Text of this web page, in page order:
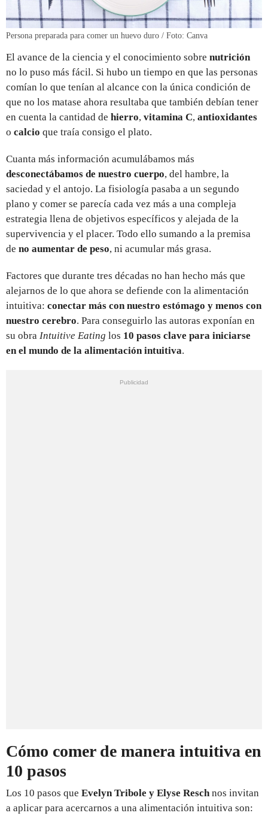
Persona preparada para comer un huevo duro / Foto: Canva
El avance de la ciencia y el conocimiento sobre nutrición
no lo puso más fácil. Si hubo un tiempo en que las personas
comían lo que tenían al alcance con la única condición de
que no los matase ahora resultaba que también debían tener
en cuenta la cantidad de hierro, vitamina C, antioxidantes
o calcio que traía consigo el plato.
Cuanta más información acumulábamos más
desconectábamos de nuestro cuerpo, del hambre, la
saciedad y el antojo. La fisiología pasaba a un segundo
plano y comer se parecía cada vez más a una compleja
estrategia llena de objetivos específicos y alejada de la
supervivencia y el placer. Todo ello sumando a la premisa
de no aumentar de peso, ni acumular más grasa.
Factores que durante tres décadas no han hecho más que
alejarnos de lo que ahora se defiende con la alimentación
intuitiva: conectar más con nuestro estómago y menos con
nuestro cerebro. Para conseguirlo las autoras exponían en
su obra Intuitive Eating los 10 pasos clave para iniciarse
en el mundo de la alimentación intuitiva.
Cómo comer de manera intuitiva en
10 pasos
Los 10 pasos que Evelyn Tribole y Elyse Reschnos invitan
a aplicar para acercarnos a una alimentación intuitiva son: